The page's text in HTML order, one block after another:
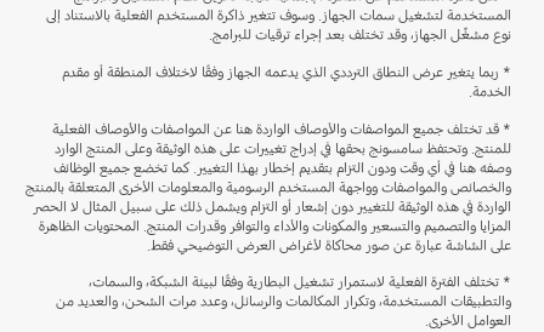
المستخدمة لتشغيل سمات الجهاز. وسوف تتغير ذاكرة المستخدم الفعلية بالاستناد إلى
نوع مشغِّل الجهاز، وقد تختلف بعد إجراء ترقيات للبرامج.
* ربما يتغير عرض النطاق الترددي الذي يدعمه الجهاز وفقًا لاختلاف المنطقة أو مقدم
الخدمة.
* قد تختلف جميع المواصفات والأوصاف الواردة هنا عن المواصفات والأوصاف الفعلية
للمنتج. وتحتفظ سامسونج بحقها في إدراج تغييرات على هذه الوثيقة وعلى المنتج الوارد
وصفه هنا في أي وقت ودون التزام بتقديم إخطار بهذا التغيير. كما تخضع جميع الوظائف
والخصائص والمواصفات وواجهة المستخدم الرسومية والمعلومات الأخرى المتعلقة بالمنتج
الواردة في هذه الوثيقة للتغيير دون إشعار أو التزام ويشمل ذلك على سبيل المثال لا الحصر
المزايا والتصميم والتسعير والمكونات والأداء والتوافر وقدرات المنتج. المحتويات الظاهرة
على الشاشة عبارة عن صور محاكاة لأغراض العرض التوضيحي فقط.
* تختلف الفترة الفعلية لاستمرار تشغيل البطارية وفقًا لبيئة الشبكة، والسمات،
والتطبيقات المستخدمة، وتكرار المكالمات والرسائل، وعدد مرات الشحن، والعديد من
العوامل الأخرى.